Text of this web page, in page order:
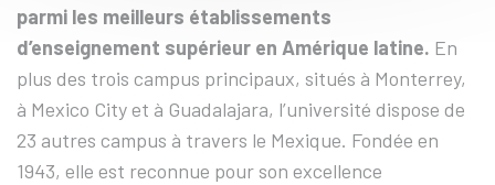
parmi les meilleurs établissements
d’enseignement supérieur en Amérique latine. En
plus des trois campus principaux, situés à Monterrey,
à Mexico City et à Guadalajara, l’université dispose de
23 autres campus à travers le Mexique. Fondée en
1943, elle est reconnue pour son excellence